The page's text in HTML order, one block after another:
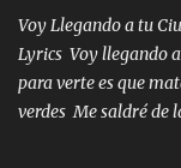
tenerte aquí espero
Voy Llegando a tu
Lyrics Voy llegando
para verte es que
verdes Me saldré de